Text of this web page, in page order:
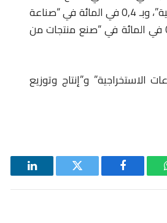
السيارات” وبـ 0,1 في المائة في “الصناعات الغذائية ” و”صناعة منتجات معدنية”، وبـ 0,4 في المائة في “صناعة
الملابس”، وتراجع الأسعار بنسبة 0,6 في المائة في “قطاع التعدين” وبـ 0,8 في المائة في “صنع منتجات من
الاستخراجية” و”إنتاج وتوزيع
فيسبوك تويتر لينكدإن